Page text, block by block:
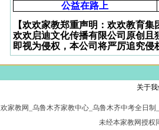
公益在路上
【欢欢家教郑重声明：欢欢教育
欢欢启迪文化传播有限公司原创
即视为侵权，本公司将严厉追究
关于
欢家教网_乌鲁木齐家教中心_乌鲁木齐中考全日
未经本家教网授权